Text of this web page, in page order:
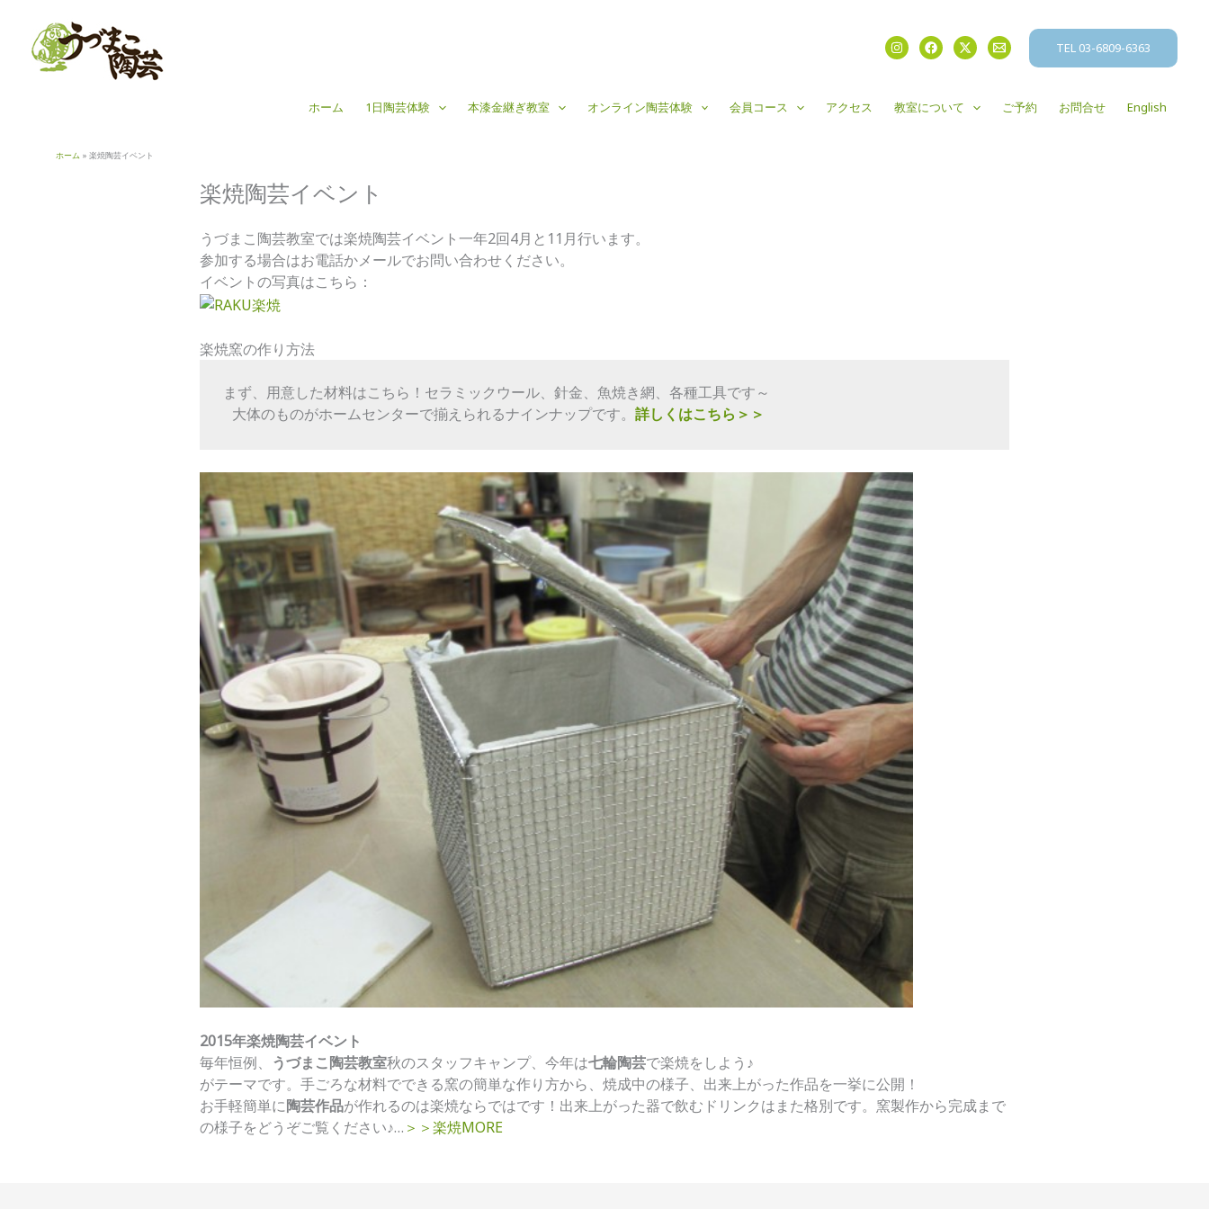
TEL 03-6809-6363
ホーム 1日陶芸体験 本漆金継ぎ教室 オンライン陶芸体験 会員コース アクセス 教室について ご予約 お問合せ English
ホーム 楽焼陶芸イベント
楽焼陶芸イベント
うづまこ陶芸教室では楽焼陶芸イベント一年2回4月と11月行います。
参加する場合はお電話かメールでお問い合わせください。
イベントの写真はこちら：
楽焼窯の作り方法
まず、用意した材料はこちら！セラミックウール、針金、魚焼き網、各種工具です～
大体のものがホームセンターで揃えられるナインナップです。 詳しくはこちら＞＞
2015年楽焼陶芸イベント
毎年恒例、 うづまこ陶芸教室秋のスタッフキャンプ、今年は七輪陶芸で楽焼をしよう♪
がテーマです。手ごろな材料でできる窯の簡単な作り方から、焼成中の様子、出来上がった作品を一挙に公開！
お手軽簡単に陶芸作品が作れるのは楽焼ならではです！出来上がった器で飲むドリンクはまた格別です。窯製作から完成まで
の様子をどうぞご覧ください♪… ＞＞楽焼MORE